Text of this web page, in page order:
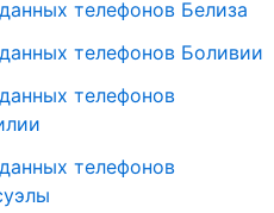
телефонов Белиза
телефонов Боливии
телефонов
телефонов